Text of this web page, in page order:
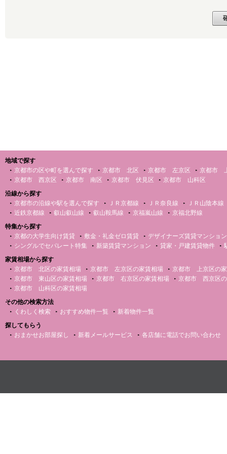
地域で探す
京都市の区や町を選んで探す
京都市 北区 京都市 左京区
京都市
京都市 西京区
京都市 南区 京都市 伏見区
京都市 山科区
沿線から探す
京都市の沿線や駅を選んで探す
ＪＲ京都線 ＪＲ奈良線
ＪＲ山陰本線
近鉄京都線
叡山叡山線 叡山鞍馬線 京福嵐山線
京福北野線
特集から探す
京都の大学生向け賃貸
敷金・礼金ゼロ賃貸
デザイナーズ賃貸マンション
シングルでセパレート特集
新築賃貸マンション 貸家・戸建賃貸物件
家賃相場から探す
京都市 北区の家賃相場
京都市 左京区の家賃相場
京都市 上京区の
京都市 東山区の家賃相場
京都市 右京区の家賃相場
京都市 西京区
京都市 山科区の家賃相場
その他の検索方法
くわしく検索
おすすめ物件一覧
新着物件一覧
探してもらう
おまかせお部屋探し
新着メールサービス 各店舗に電話でお問い合わせ